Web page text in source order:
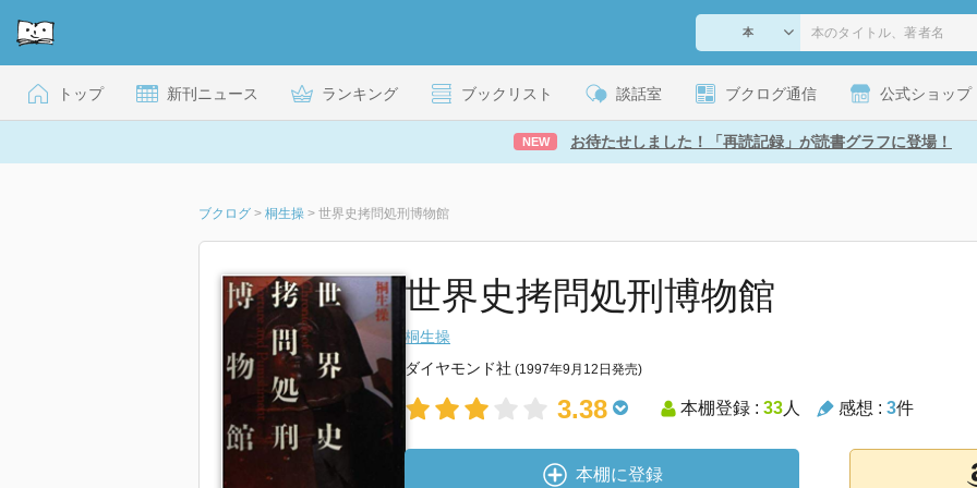
トップ 新刊ニュース ランキング ブックリスト 談話室 ブクログ通信 公式ショップ
NEW お待たせしました！「再読記録」が読書グラフに登場！
ブクログ > 桐生操 > 世界史拷問処刑博物館
世界史拷問処刑博物館
桐生操
ダイヤモンド社 (1997年9月12日発売)
3.38 本棚登録 : 33人 感想 : 3件
本棚に登録